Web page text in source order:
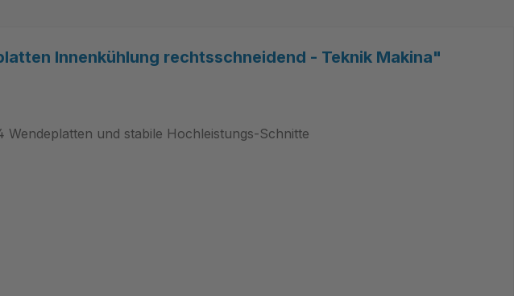
Innenkühlung rechtsschneidend - Teknik Makina"
und stabile Hochleistungs-Schnitte